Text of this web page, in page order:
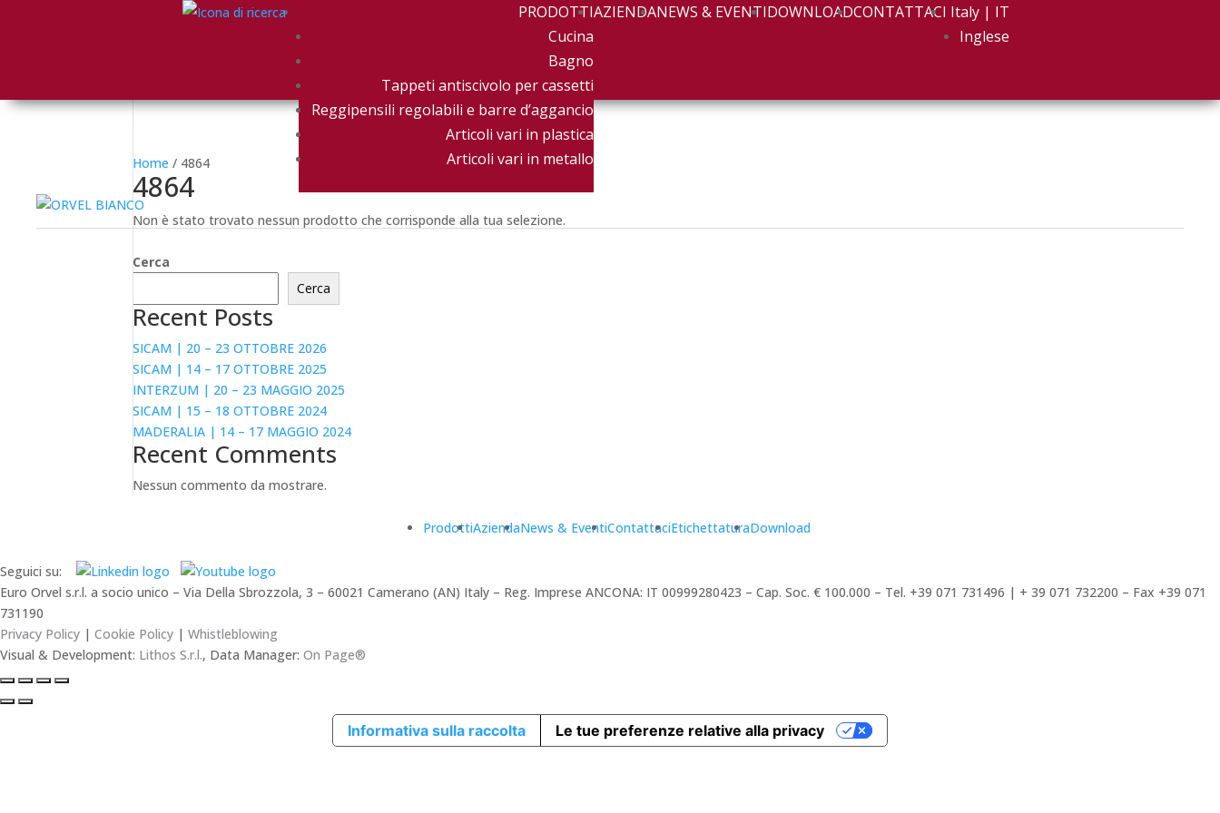
PRODOTTI
Cucina
Bagno
Tappeti antiscivolo per cassetti
Reggipensili regolabili e barre d’aggancio
Articoli vari in plastica
Articoli vari in metallo
AZIENDANEWS & EVENTIDOWNLOADCONTATTACI Italy | IT
Inglese
Home / 4864
4864
Non è stato trovato nessun prodotto che corrisponde alla tua selezione.
Cerca
Cerca
Recent Posts
SICAM | 20 – 23 OTTOBRE 2026
SICAM | 14 – 17 OTTOBRE 2025
INTERZUM | 20 – 23 MAGGIO 2025
SICAM | 15 – 18 OTTOBRE 2024
MADERALIA | 14 – 17 MAGGIO 2024
Recent Comments
Nessun commento da mostrare.
ProdottiAziendaNews & EventiContattaciEtichettaturaDownload
Seguici su:
Euro Orvel s.r.l. a socio unico – Via Della Sbrozzola, 3 – 60021 Camerano (AN) Italy – Reg. Imprese ANCONA: IT 00999280423 – Cap. Soc. € 100.000 – Tel. +39 071 731496 | + 39 071 732200 – Fax +39 071
731190
Privacy Policy | Cookie Policy | Whistleblowing
Visual & Development: Lithos S.r.l., Data Manager: On Page®
Informativa sulla raccolta Le tue preferenze relative alla privacy